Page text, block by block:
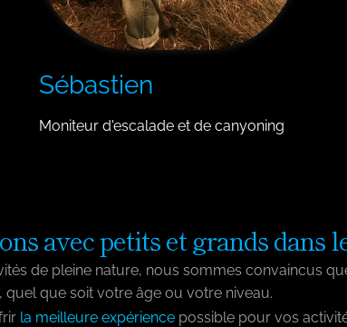
Sébastien
Moniteur d'escalade et de canyoning
avec petits et grands dans
de pleine nature, nous sommes convaincus
, quel que soit votre âge ou votre niveau.
la meilleure expérience possible pour vos